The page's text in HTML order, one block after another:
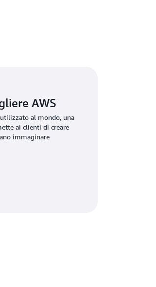
AWS
al mondo, una
ai clienti di creare
immaginare